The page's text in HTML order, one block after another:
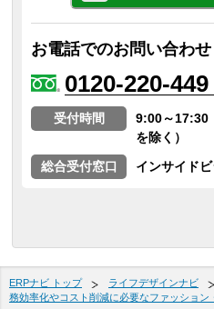
お電話でのお問い合わせ
0120-220-449
受付時間
9:00～17:30
を除く）
総合受付窓口
インサイド
ERPナビ トップ ライフデザインナビ
務効率化やコスト削減に必要なファッショ